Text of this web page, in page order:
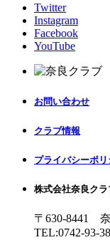
Twitter
Instagram
Facebook
YouTube
お問い合わせ
クラブ情報
プライバシーポリ
株式会社奈良ク
〒630-8441
TEL:0742-93-